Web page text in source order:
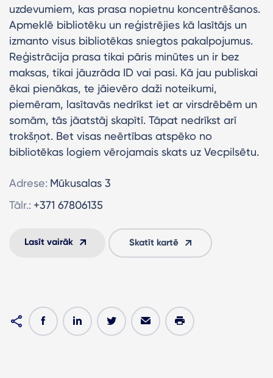
uzdevumiem, kas prasa nopietnu koncentrēšanos.
Apmeklē bibliotēku un reģistrējies kā lasītājs un
izmanto visus bibliotēkas sniegtos pakalpojumus.
Reģistrācija prasa tikai pāris minūtes un ir bez
maksas, tikai jāuzrāda ID vai pasi. Kā jau publiskai
ēkai pienākas, te jāievēro daži noteikumi,
piemēram, lasītavās nedrīkst iet ar virsdrēbēm un
somām, tās jāatstāj skapītī. Tāpat nedrīkst arī
trokšņot. Bet visas neērtības atspēko no
bibliotēkas logiem vērojamais skats uz Vecpilsētu.
Adrese: Mūkusalas 3
Tālr.: +371 67806135
Lasīt vairāk Skatīt kartē